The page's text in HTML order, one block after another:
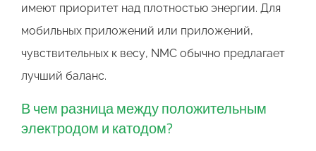
имеют приоритет над плотностью энергии. Для
мобильных приложений или приложений,
чувствительных к весу, NMC обычно предлагает
лучший баланс.
В чем разница между положительным
электродом и катодом?